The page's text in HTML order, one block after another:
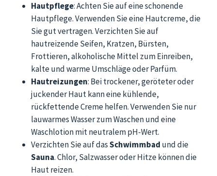
Hautpflege: Achten Sie auf eine schonende
Hautpflege. Verwenden Sie eine Hautcreme, die
Sie gut vertragen. Verzichten Sie auf
hautreizende Seifen, Kratzen, Bürsten,
Frottieren, alkoholische Mittel zum Einreiben,
kalte und warme Umschläge oder Parfüm.
Hautreizungen: Bei trockener, geröteter oder
juckender Haut kann eine kühlende,
rückfettende Creme helfen. Verwenden Sie nur
lauwarmes Wasser zum Waschen und eine
Waschlotion mit neutralem pH-Wert.
Verzichten Sie auf dasSchwimmbad und die
Sauna. Chlor, Salzwasser oder Hitze können die
Haut reizen.